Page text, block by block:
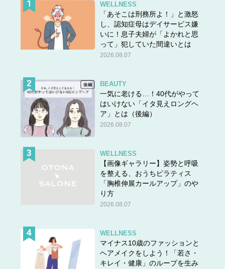
WELLNESS
「あそこは刑務所よ！」と激怒
し、認知症母はデイサービス嫌
いに！息子夫婦が「よかれと思
って」犯していた間違いとは
2026.08.07
BEAUTY
一気に老ける…！40代がやって
はいけない「イタ見えロングヘ
ア」とは（後編）
2026.08.07
WELLNESS
【画像ギャラリー】姿勢と呼吸
を整える、おうちピラティス
「胸椎伸展カールアップ」のや
り方
2026.08.07
WELLNESS
マイナス10歳のファッションと
ヘアメイクをしよう！「若さ・
キレイ・健康」のループを生み